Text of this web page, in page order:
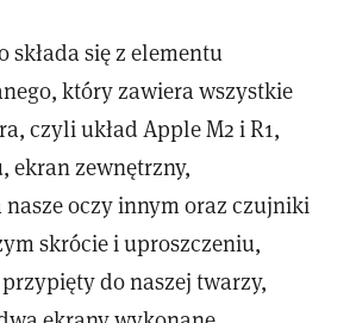
składa się z elementu
który zawiera wszystkie
czyli układ Apple M2 i R1,
ekran zewnętrzny,
oczy innym oraz czujniki
skrócie i uproszczeniu,
do naszej twarzy,